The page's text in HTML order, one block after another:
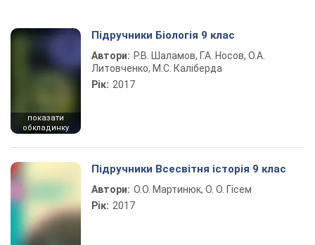
показати
обкладинку
Підручники Біологія 9 клас
Автори: Р.В. Шаламов, Г.А. Носов, О.А.
Литовченко, М.С. Каліберда
Рік: 2017
Підручники Всесвітня історія 9 клас
Автори: О.О. Мартинюк, О. О. Гісем
Рік: 2017